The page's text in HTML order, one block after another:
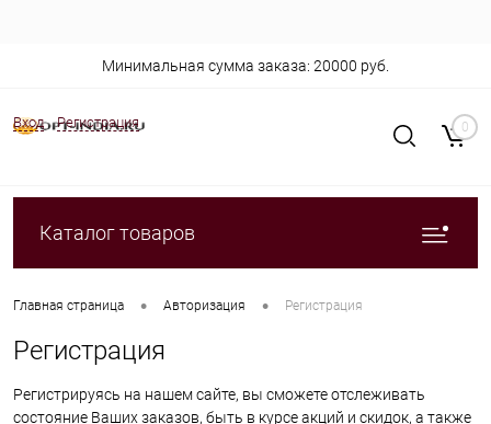
Вход Регистрация
Минимальная сумма заказа: 20000 руб.
0
Каталог товаров
Главная страница • Авторизация • Регистрация
Регистрация
Регистрируясь на нашем сайте, вы сможете отслеживать
состояние Ваших заказов, быть в курсе акций и скидок, а также